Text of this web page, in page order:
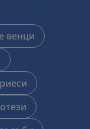
венци